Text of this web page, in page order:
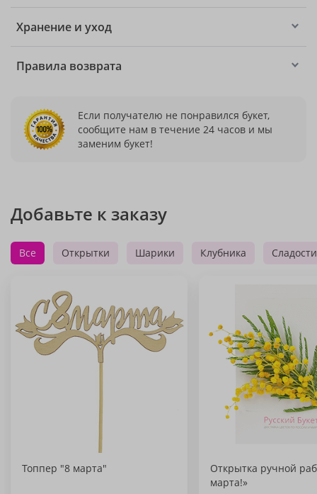
Хранение и уход
Правила возврата
Если получателю не понравился букет,
сообщите нам в течение 24 часов и мы
заменим букет!
Добавьте к заказу
Все Открытки Шарики Клубника Сладости
Топпер "8 марта"
Открытка ручной
марта!»